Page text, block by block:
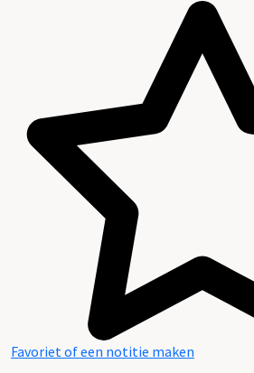
Favoriet of een notitie maken